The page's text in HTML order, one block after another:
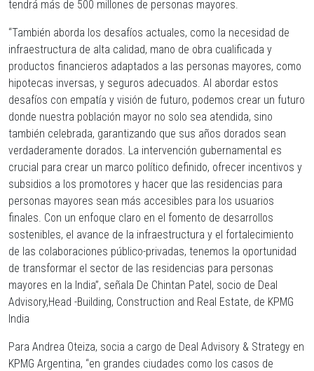
tendrá más de 500 millones de personas mayores.
“También aborda los desafíos actuales, como la necesidad de
infraestructura de alta calidad, mano de obra cualificada y
productos financieros adaptados a las personas mayores, como
hipotecas inversas, y seguros adecuados. Al abordar estos
desafíos con empatía y visión de futuro, podemos crear un futuro
donde nuestra población mayor no solo sea atendida, sino
también celebrada, garantizando que sus años dorados sean
verdaderamente dorados. La intervención gubernamental es
crucial para crear un marco político definido, ofrecer incentivos y
subsidios a los promotores y hacer que las residencias para
personas mayores sean más accesibles para los usuarios
finales. Con un enfoque claro en el fomento de desarrollos
sostenibles, el avance de la infraestructura y el fortalecimiento
de las colaboraciones público-privadas, tenemos la oportunidad
de transformar el sector de las residencias para personas
mayores en la India”, señala De Chintan Patel, socio de Deal
Advisory,Head -Building, Construction and Real Estate, de KPMG
India
Para Andrea Oteiza, socia a cargo de Deal Advisory & Strategy en
KPMG Argentina, “en grandes ciudades como los casos de